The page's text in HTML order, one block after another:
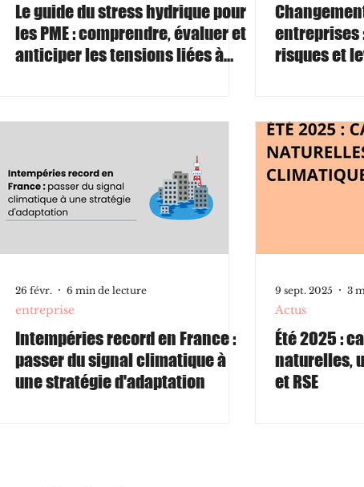
Le guide du stress hydrique pour
les PME : comprendre, évaluer et
anticiper les tensions liées à
entreprises
risques et
26 févr. 6 min de lecture
entreprise
Intempéries record en France :
passer du signal climatique à
une stratégie d'adaptation
9 sept. 2025 3
Actus
Été 2025 :
naturelles,
et RSE